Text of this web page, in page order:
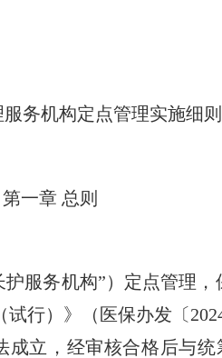
务机构定点管理实施细则
第一章 总则
务机构”）定点管理，
行）》（医保办发〔
，经审核合格后与统